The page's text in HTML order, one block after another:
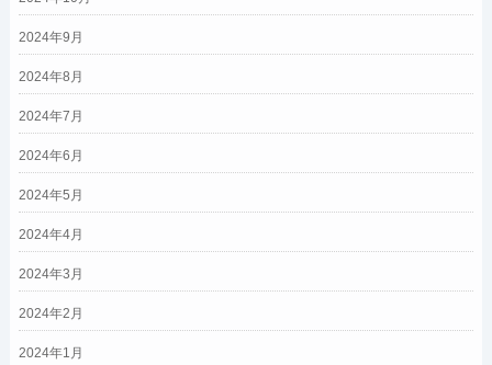
2024年9月
2024年8月
2024年7月
2024年6月
2024年5月
2024年4月
2024年3月
2024年2月
2024年1月